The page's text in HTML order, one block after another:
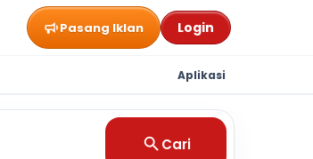
Pasang Iklan Login
Aplikasi
Cari